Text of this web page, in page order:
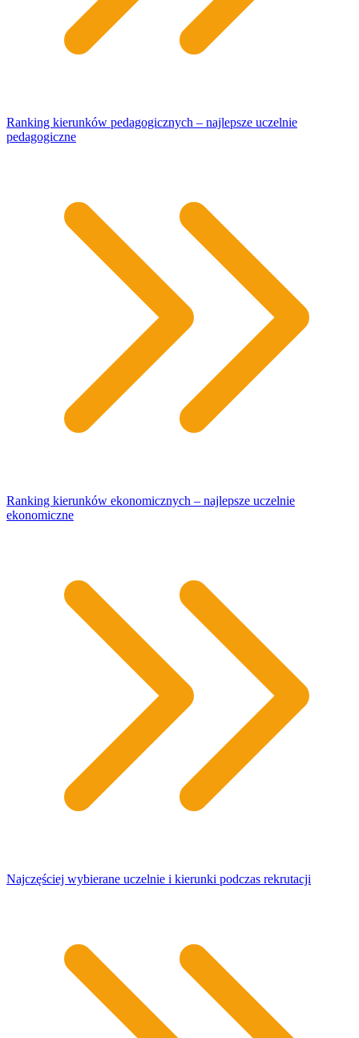
Ranking kierunków pedagogicznych – najlepsze uczelnie
pedagogiczne
Ranking kierunków ekonomicznych – najlepsze uczelnie
ekonomiczne
Najczęściej wybierane uczelnie i kierunki podczas rekrutacji